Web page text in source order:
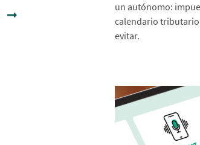
un autónomo:
calendario tributario
evitar.